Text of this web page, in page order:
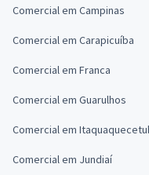
Comercial em Campinas
Comercial em Carapicuíba
Comercial em Franca
Comercial em Guarulhos
Comercial em
Comercial em Jundiaí